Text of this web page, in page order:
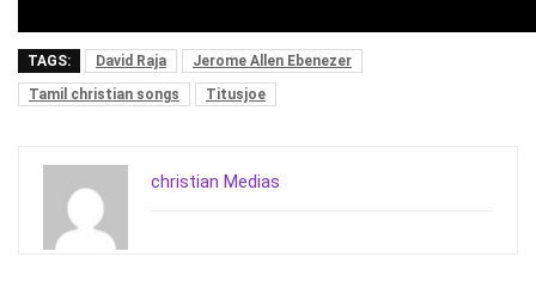
TAGS: David Raja
Jerome Allen Ebenezer
Tamil christian songs
Titusjoe
christian Medias